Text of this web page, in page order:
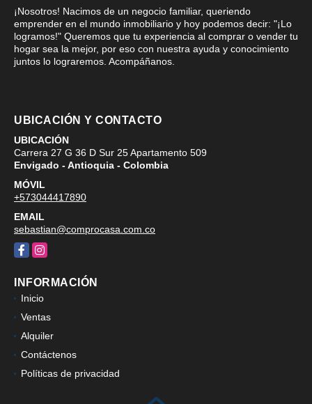
¡Nosotros! Nacimos de un negocio familiar, queriendo
emprender en el mundo inmobiliario y hoy podemos decir: "¡Lo
logramos!" Queremos que tu experiencia al comprar o vender tu
hogar sea la mejor, por eso con nuestra ayuda y conocimiento
juntos lo lograremos. Acompáñanos.
UBICACIÓN Y CONTACTO
UBICACIÓN
Carrera 27 G 36 D Sur 25 Apartamento 509
Envigado - Antioquia - Colombia
MÓVIL
+573044417890
EMAIL
sebastian@comprocasa.com.co
FacebookInstagram
INFORMACIÓN
Inicio
Ventas
Alquiler
Contáctenos
Políticas de privacidad